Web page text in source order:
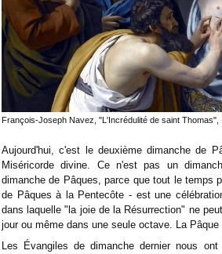
François-Joseph Navez, "L'Incrédulité de saint Thomas",
Aujourd'hui, c'est le deuxième dimanche de
Miséricorde divine. Ce n'est pas un
dimanche de Pâques, parce que tout le temps
de Pâques à la Pentecôte - est une
dans laquelle "la joie de la Résurrection" ne
jour ou même dans une seule octave. La Pâque
Les Évangiles de dimanche dernier nous